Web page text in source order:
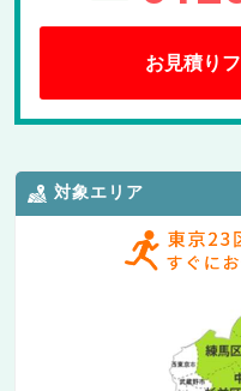
お見積り
対象エリア